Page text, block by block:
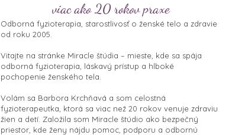
viac ako 20 rokov praxe
Odborná fyzioterapia, starostlivosť o ženské telo a zdravie
od roku 2005.
Vitajte na stránke Miracle štúdia – mieste, kde sa spája
odborná fyzioterapia, láskavý prístup a hlboké
pochopenie ženského tela.
Volám sa Barbora Krchňavá a som celostná
fyzioterapeutka, ktorá sa viac než 20 rokov venuje zdraviu
žien a detí. Založila som Miracle štúdio ako bezpečný
priestor, kde ženy nájdu pomoc, podporu a odbornú